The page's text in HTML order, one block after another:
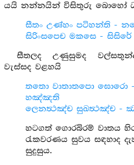
යයි නන්නයින් විසිතුරු බොහෝ
සීතං උණ්හං පටිහන්ති -
සිරිංසපෙච මකසෙ -
සීතලද උණුසුමද
වැස්සද වළහයි
තතො වාතාතපො ඝොරො
හඤ්ඤති
ලෙනත්‍ථඤ්ච සුඛත්‍ථඤ්ච -
හටගත් ගොරබිරම් වාතය
රැකවරණය සුවය සඳහාද
සුදුසුය.